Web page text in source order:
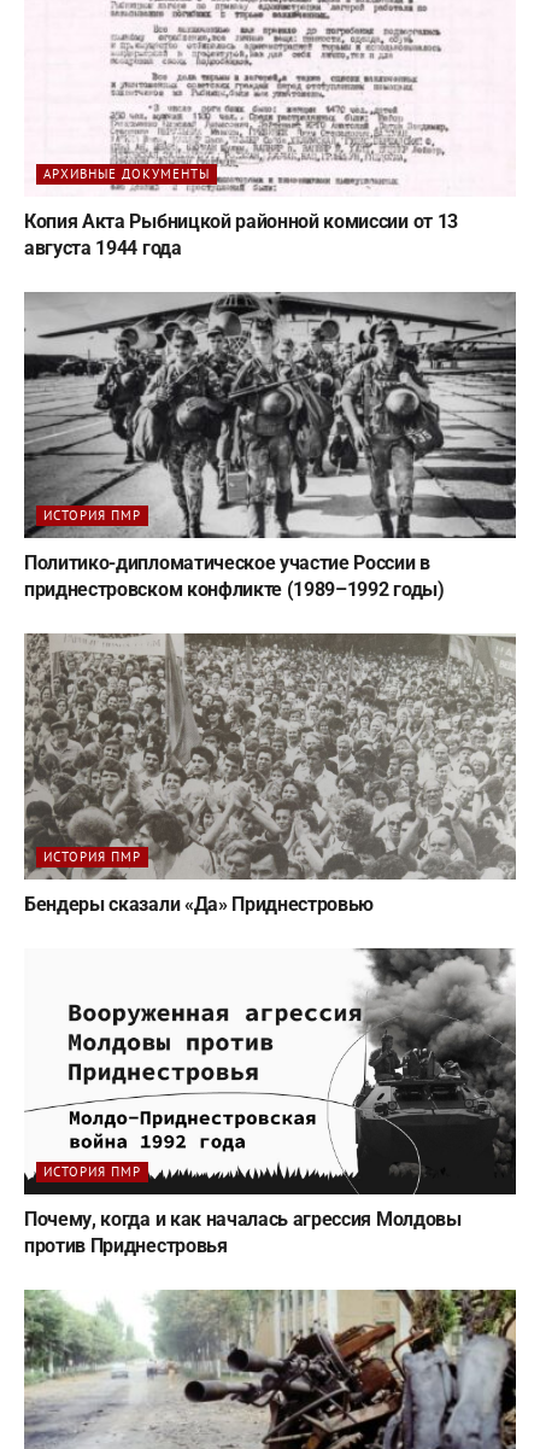
АРХИВНЫЕ ДОКУМЕНТЫ
Копия Акта Рыбницкой районной комиссии от 13
августа 1944 года
ИСТОРИЯ ПМР
Политико-дипломатическое участие России в
приднестровском конфликте (1989–1992 годы)
ИСТОРИЯ ПМР
Бендеры сказали «Да» Приднестровью
ИСТОРИЯ ПМР
Почему, когда и как началась агрессия Молдовы
против Приднестровья